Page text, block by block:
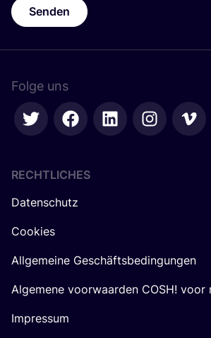
Senden
Folge uns
RECHTLICHES
Datenschutz
Cookies
Allgemeine Geschäftsbedingungen
Algemene voorwaarden COSH! voor
Impressum